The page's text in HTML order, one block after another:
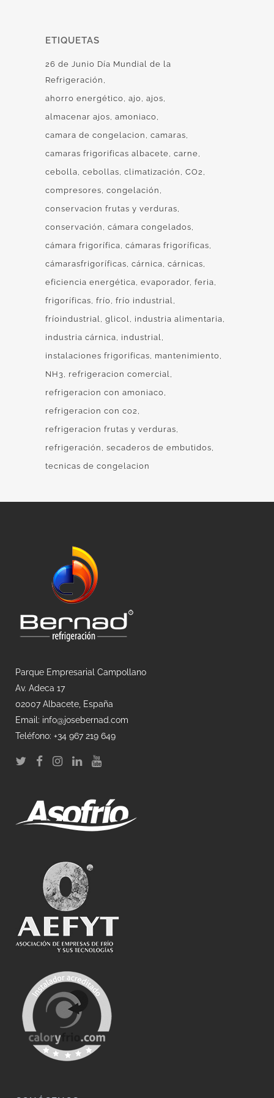
ETIQUETAS
26 de Junio Día Mundial de la
Refrigeración
ahorro energético ajo ajos
almacenar ajos amoniaco
camara de congelacion
camaras
camaras frigorificas albacete carne
cebolla cebollas climatización
CO2
compresores congelación
conservacion frutas y verduras
conservación
cámara congelados
cámara frigorífica cámaras frigoríficas
cámarasfrigoríficas cárnica cárnicas
eficiencia energética evaporador feria
frigoríficas frío frío industrial
fríoindustrial
glicol
industria alimentaria
industria cárnica
industrial
instalaciones frigorificas
mantenimiento
NH3
refrigeracion comercial
refrigeracion con amoniaco
refrigeracion con co2
refrigeracion frutas y verduras
refrigeración
secaderos de embutidos
tecnicas de congelacion
Parque Empresarial Campollano
Av. Adeca 17
02007 Albacete, España
Email: info@josebernad.com
Teléfono: +34 967 219 649